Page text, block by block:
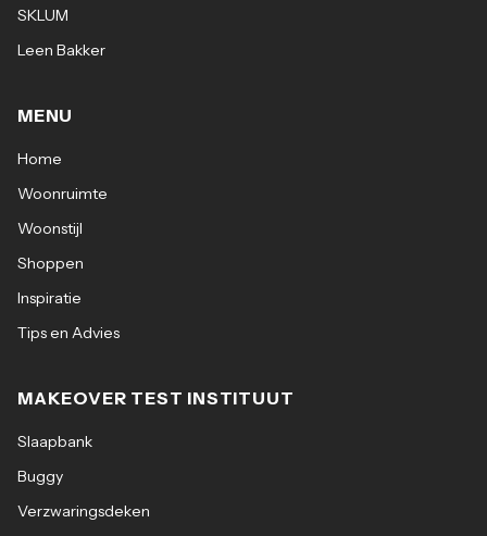
SKLUM
Leen Bakker
MENU
Home
Woonruimte
Woonstijl
Shoppen
Inspiratie
Tips en Advies
MAKEOVER TEST INSTITUUT
Slaapbank
Buggy
Verzwaringsdeken